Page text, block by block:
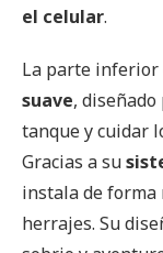
el celular.
La parte inferior
suave,
tanque y cuidar
Gracias a su
instala de forma
herrajes. Su